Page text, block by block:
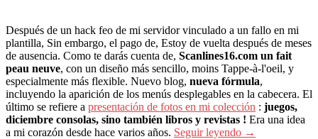
Después de un hack feo de mi servidor vinculado a un fallo en mi
plantilla, Sin embargo, el pago de, Estoy de vuelta después de meses
de ausencia. Como te darás cuenta de, Scanlines16.com un fait
peau neuve, con un diseño más sencillo, moins Tappe-à-l'oeil, y
especialmente más flexible. Nuevo blog, nueva fórmula,
incluyendo la aparición de los menús desplegables en la cabecera. El
último se refiere a presentación de fotos en mi colección : juegos,
diciembre consolas, sino también libros y revistas ! Era una idea
a mi corazón desde hace varios años. Seguir leyendo →